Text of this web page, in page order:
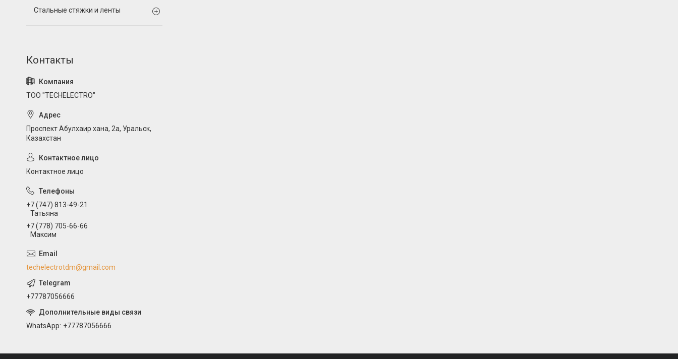
Стальные стяжки и ленты
ТОО "TECHELECTRO"
Проспект Абулхаир хана, 2а, Уральск,
Казахстан
Контактное лицо
+7 (747) 813-49-21
Татьяна
+7 (778) 705-66-66
Максим
techelectrotdm@gmail.com
+77787056666
WhatsApp +77787056666